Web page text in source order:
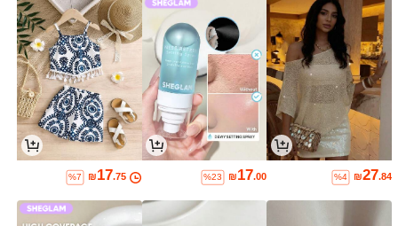
₪27.84
%4
₪17.00
%23
₪17.75
%7